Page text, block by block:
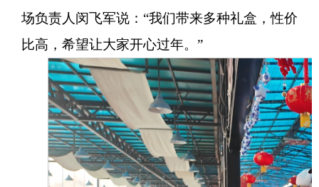
场负责人闵飞军说： “我们带来多种礼盒，性价
比高，希望让大家开心过年。”